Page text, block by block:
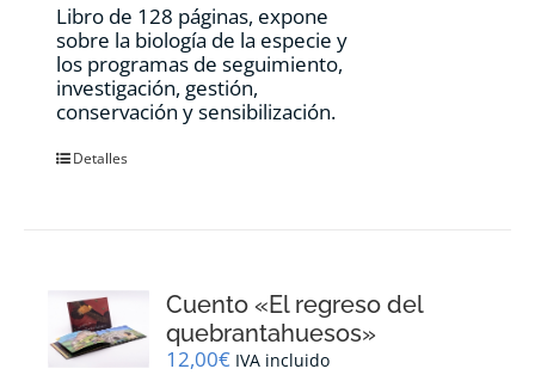
Libro de 128 páginas, expone
sobre la biología de la especie y
los programas de seguimiento,
investigación, gestión,
conservación y sensibilización.
Detalles
Cuento «El regreso del
quebrantahuesos»
12,00€ IVA incluido